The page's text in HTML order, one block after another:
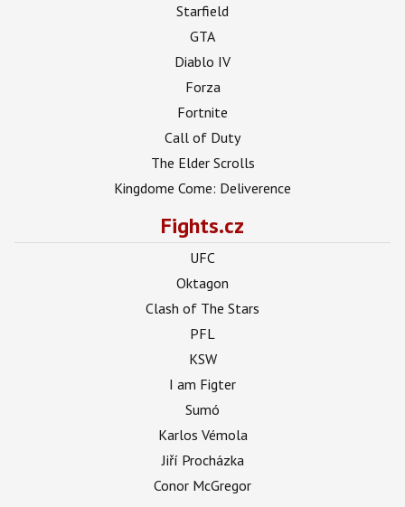
Starfield
GTA
Diablo IV
Forza
Fortnite
Call of Duty
The Elder Scrolls
Kingdome Come: Deliverence
Fights.cz
UFC
Oktagon
Clash of The Stars
PFL
KSW
I am Figter
Sumó
Karlos Vémola
Jiří Procházka
Conor McGregor